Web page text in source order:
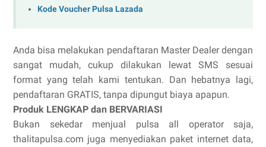
Kode Voucher Pulsa Lazada
Anda bisa melakukan pendaftaran Master Dealer dengan
sangat mudah, cukup dilakukan lewat SMS sesuai
format yang telah kami tentukan. Dan hebatnya lagi,
pendaftaran GRATIS, tanpa dipungut biaya apapun.
Produk LENGKAP dan BERVARIASI
Bukan sekedar menjual pulsa all operator saja,
thalitapulsa.com juga menyediakan paket internet data,